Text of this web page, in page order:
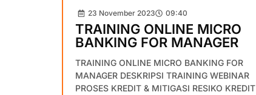
23 November 2023 09:40
TRAINING ONLINE MICRO
BANKING FOR MANAGER
TRAINING ONLINE MICRO BANKING FOR
MANAGER DESKRIPSI TRAINING WEBINAR
PROSES KREDIT & MITIGASI RESIKO KREDIT